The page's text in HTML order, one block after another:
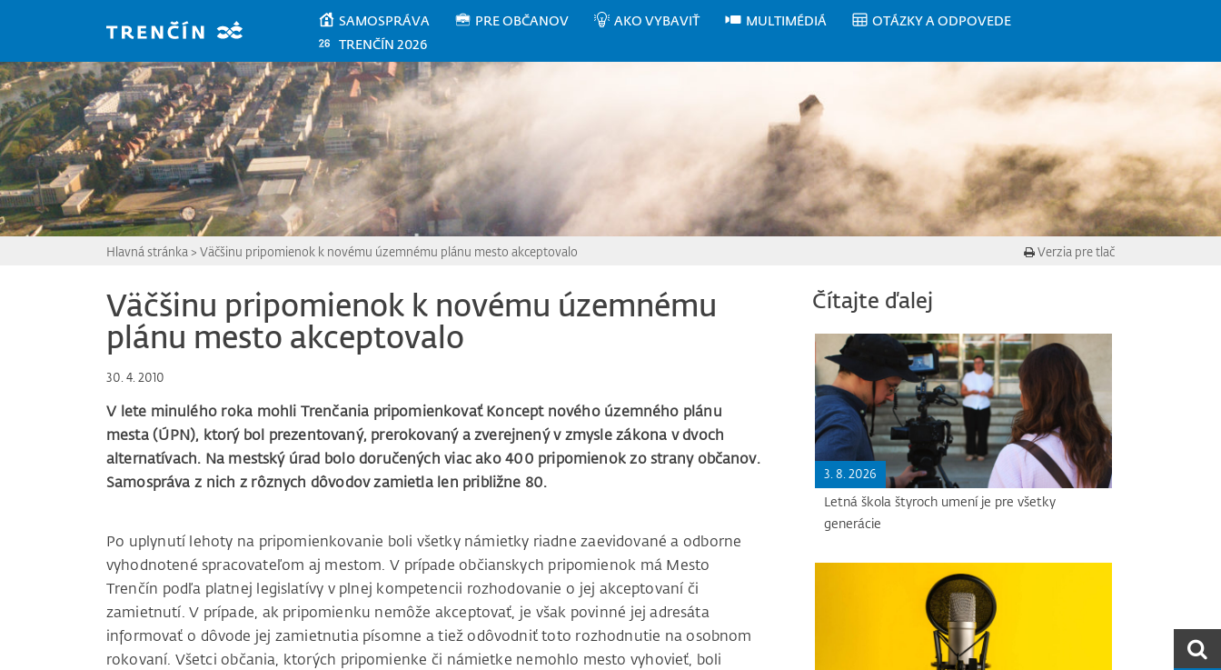
SAMOSPRÁVA PRE OBČANOV AKO VYBAVIŤ MULTIMÉDIÁ
OTÁZKY A ODPOVEDE
TRENČÍN 2026
Hlavná stránka > Väčšinu pripomienok k novému územnému plánu mesto akceptovalo Verzia pre tlač
Väčšinu pripomienok k novému územnému
plánu mesto akceptovalo
30. 4. 2010
V lete minulého roka mohli Trenčania pripomienkovať Koncept nového územného plánu
mesta (ÚPN), ktorý bol prezentovaný, prerokovaný a zverejnený v zmysle zákona v dvoch
alternatívach. Na mestský úrad bolo doručených viac ako 400 pripomienok zo strany občanov.
Samospráva z nich z rôznych dôvodov zamietla len približne 80.
Po uplynutí lehoty na pripomienkovanie boli všetky námietky riadne zaevidované a odborne
vyhodnotené spracovateľom aj mestom. V prípade občianskych pripomienok má Mesto
Trenčín podľa platnej legislatívy v plnej kompetencii rozhodovanie o jej akceptovaní či
zamietnutí. V prípade, ak pripomienku nemôže akceptovať, je však povinné jej adresáta
informovať o dôvode jej zamietnutia písomne a tiež odôvodniť toto rozhodnutie na osobnom
rokovaní. Všetci občania, ktorých pripomienke či námietke nemohlo mesto vyhovieť, boli
Čítajte ďalej
3. 8. 2026
Letná škola štyroch umení je pre všetky
generácie